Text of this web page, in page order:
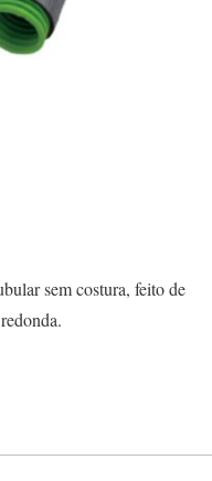
sem costura, feito de